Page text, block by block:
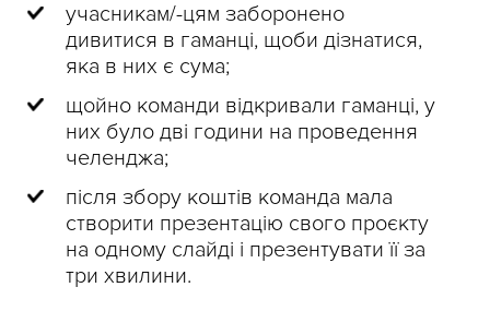
учасникам/-цям заборонено
дивитися в гаманці, щоби дізнатися,
яка в них є сума;
щойно команди відкривали гаманці, у
них було дві години на проведення
челенджа;
після збору коштів команда мала
створити презентацію свого проєкту
на одному слайді і презентувати її за
три хвилини.